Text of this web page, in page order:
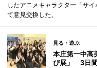
したアニメキャラクター「サ
て意見交換した。
見る・遊ぶ
本庄第一中高
び展」 3日